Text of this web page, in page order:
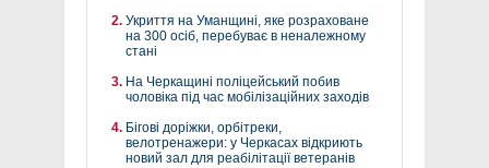
Укриття на Уманщині, яке розраховане
на 300 осіб, перебуває в неналежному
стані
На Черкащині поліцейський побив
чоловіка під час мобілізаційних заходів
Бігові доріжки, орбітреки,
велотренажери: у Черкасах відкриють
новий зал для реабілітації ветеранів